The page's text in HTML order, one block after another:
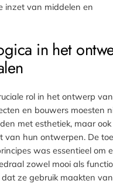
inzet van middelen en
in het
rol in het ontwerp van
en bouwers moesten
met esthetiek, maar
van hun ontwerpen. De
was essentieel om
zowel mooi als
ze gebruik maakten van